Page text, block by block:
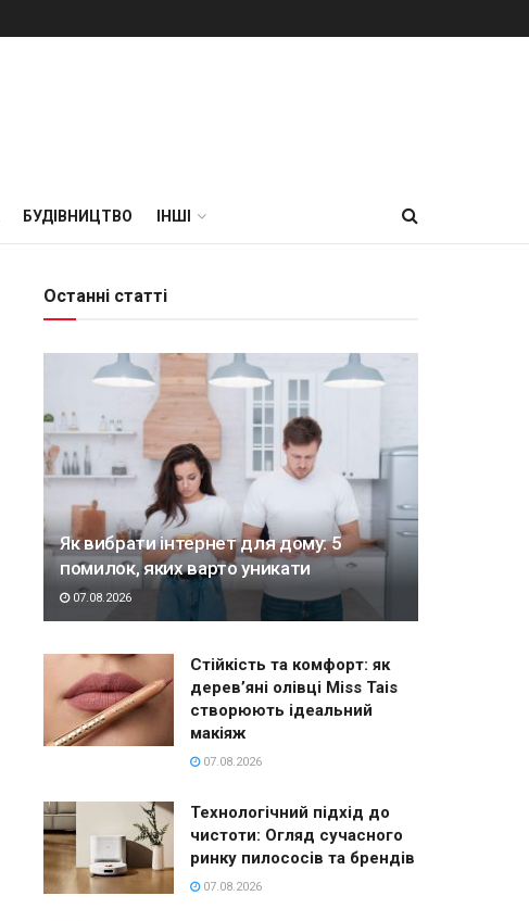
БУДІВНИЦТВО ІНШІ
Останні статті
Як вибрати інтернет для дому: 5
помилок, яких варто уникати
07.08.2026
Стійкість та комфорт: як
дерев’яні олівці Miss Tais
створюють ідеальний
макіяж
07.08.2026
Технологічний підхід до
чистоти: Огляд сучасного
ринку пилососів та брендів
07.08.2026